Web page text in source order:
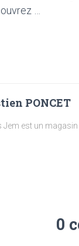
…
PONCET
Jem est un
0